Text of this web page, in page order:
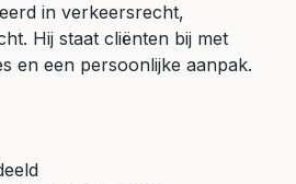
in verkeersrecht,
Hij staat cliënten bij met
en een persoonlijke aanpak.